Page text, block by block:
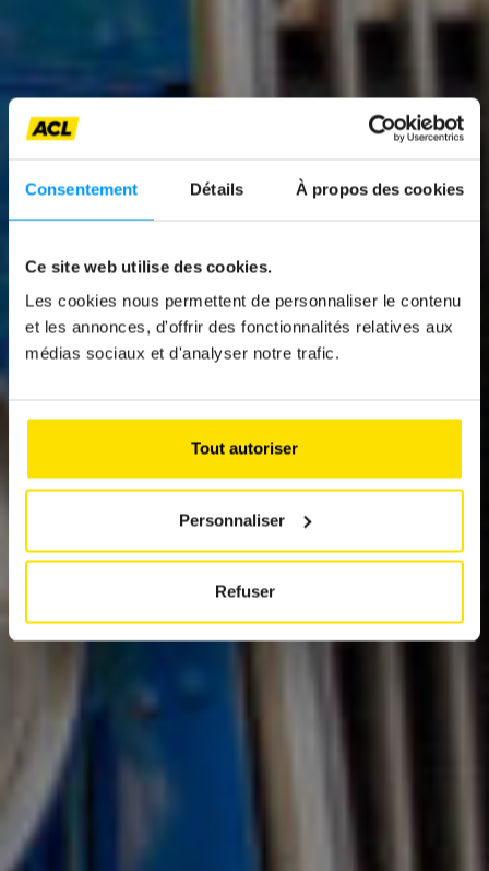
Consentement Détails À propos des cookies
Ce site web utilise des cookies.
Les cookies nous permettent de personnaliser le contenu
et les annonces, d'offrir des fonctionnalités relatives aux
médias sociaux et d'analyser notre trafic.
Tout autoriser
Personnaliser
Refuser
News
LUCIEN FRANCK : «
C’EST UNE
QUESTION DE
PASSION »